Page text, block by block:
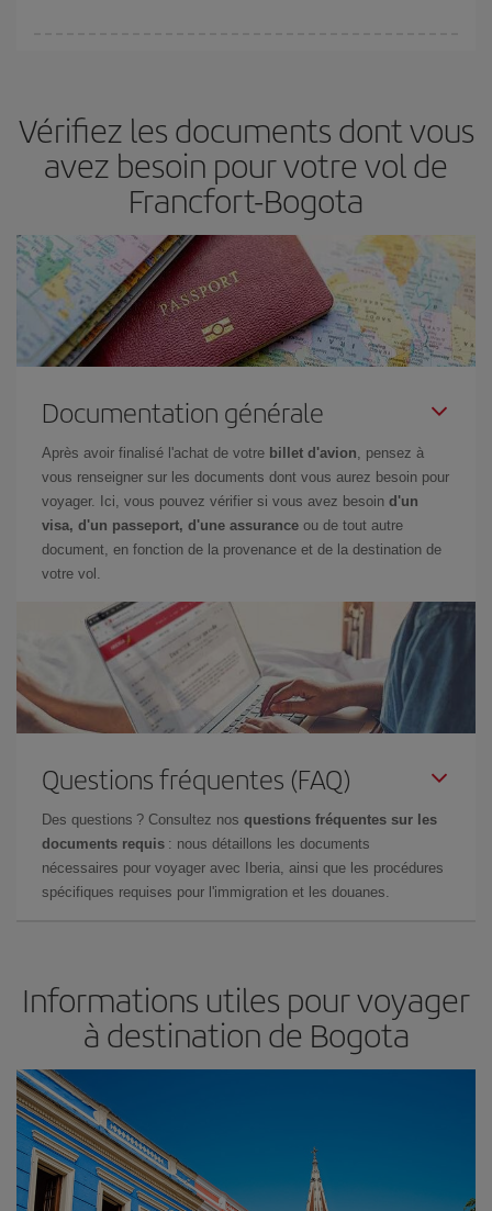
Vérifiez les documents dont vous
avez besoin pour votre vol de
Francfort-Bogota
Documentation générale
Après avoir finalisé l'achat de votre billet d'avion, pensez à
vous renseigner sur les documents dont vous aurez besoin pour
voyager. Ici, vous pouvez vérifier si vous avez besoin d'un
visa, d'un passeport, d'une assurance ou de tout autre
document, en fonction de la provenance et de la destination de
votre vol.
Questions fréquentes (FAQ)
Des questions ? Consultez nos questions fréquentes sur les
documents requis : nous détaillons les documents
nécessaires pour voyager avec Iberia, ainsi que les procédures
spécifiques requises pour l'immigration et les douanes.
Informations utiles pour voyager
à destination de Bogota